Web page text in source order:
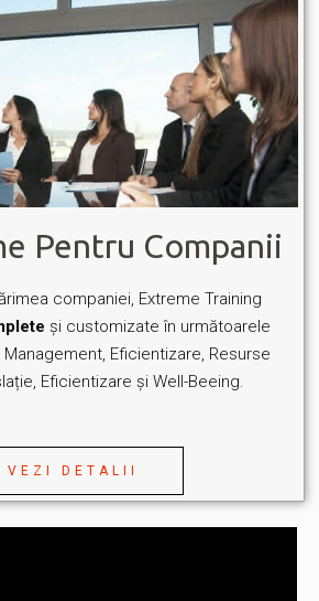
Pentru Companii
companiei, Extreme Training
și customizate în următoarele
Management, Eficientizare, Resurse
Eficientizare și Well-Beeing.
VEZI DETALII